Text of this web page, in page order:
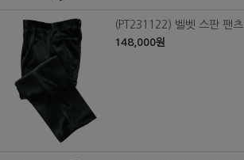
(PT231122) 벨벳 스판 팬츠
148,000원